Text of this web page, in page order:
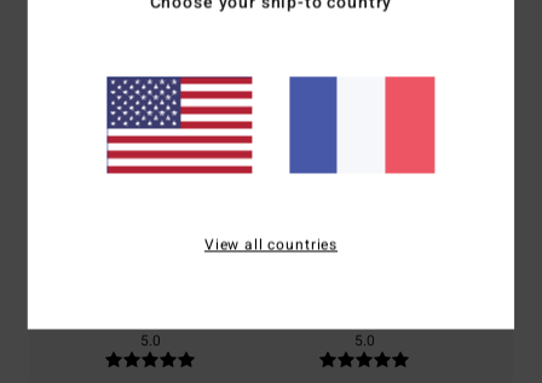
Note moyenne
5.0
1 avis vérifiés
depuis mai 2026
100% de nos clients recommandent ce produit
5.0
5.0
View all countries